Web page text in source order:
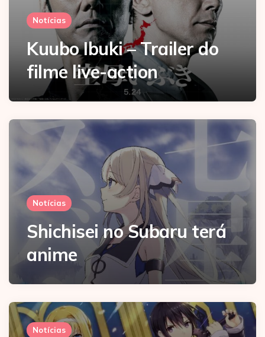
Notícias
Kuubo Ibuki – Trailer do
filme live-action
Notícias
Shichisei no Subaru terá
anime
Notícias